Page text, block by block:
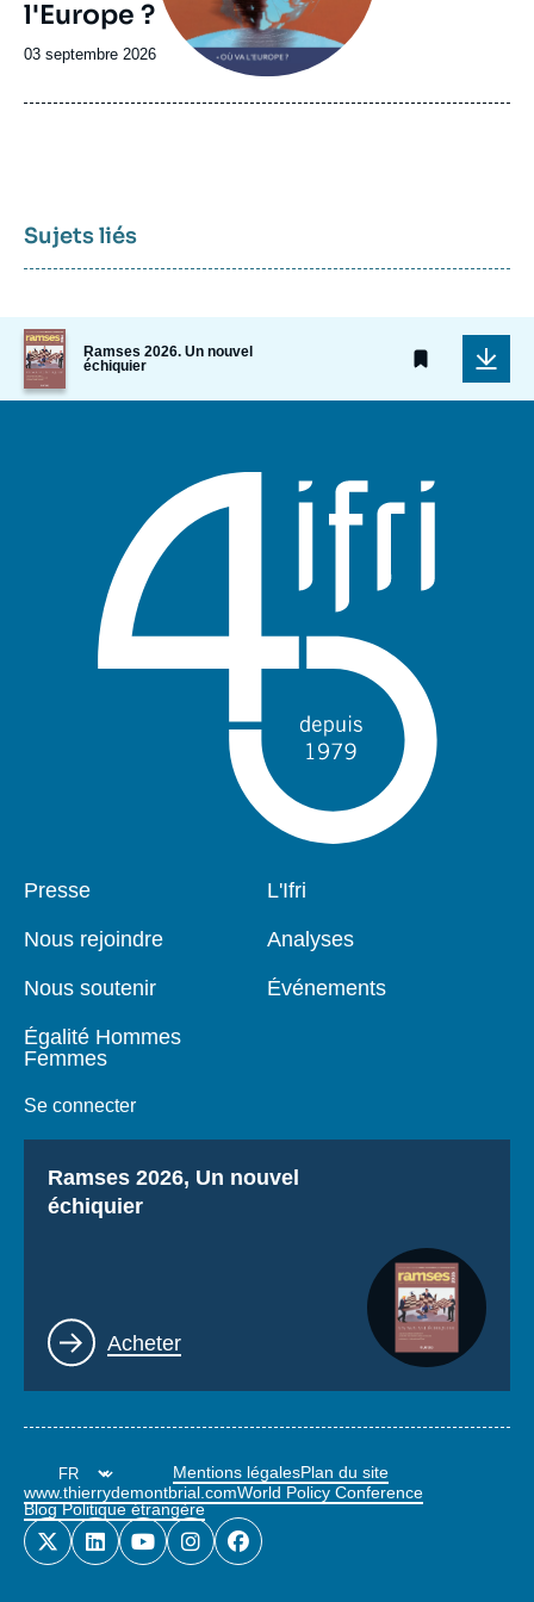
l'Europe ?
Date
publication
03 septembre 2026
Sujets liés
Image
de
couverture
de
Ramses 2026. Un nouvel
échiquier
Pied
Presse
Nous rejoindre
Nous soutenir
Égalité Hommes
Femmes
Se connecter
Navigation
L'Ifri
Analyses
Événements
Titre
Ramses 2026, Un nouvel
échiquier
Lien
Acheter
Mentions légalesPlan du site
www.thierrydemontbrial.comWorld Policy Conference
Blog Politique étrangère